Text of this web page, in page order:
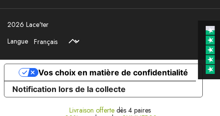
2026 Lace'ter
Langue
Livraison offerte dès 4 paires
Notification lors de la collecte
Vos choix en matière de confidentialité